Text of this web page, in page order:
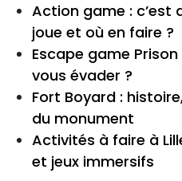
Action game : c’est
joue et où en faire ?
Escape game
vous évader ?
Fort Boyard :
du monument
Activités à faire à
et jeux immersifs